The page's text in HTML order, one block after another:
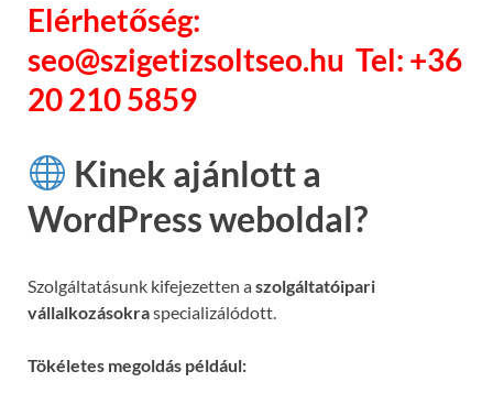
Elérhetőség:
seo@szigetizsoltseo.hu Tel: +36
20 210 5859
Kinek ajánlott a
WordPress weboldal?
Szolgáltatásunk kifejezetten aszolgáltatóipari
vállalkozásokraspecializálódott.
Tökéletes megoldás például: